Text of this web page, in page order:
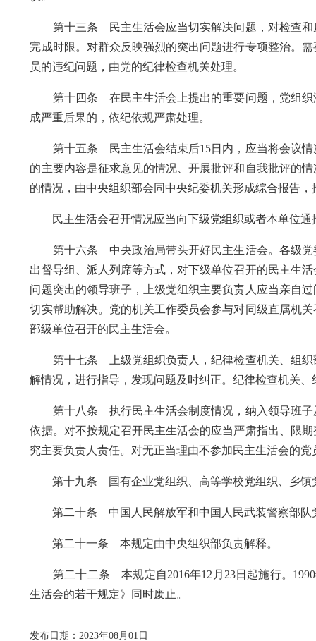
第十三条 民主生活会应当切实解决问题，对检查和
完成时限。对群众反映强烈的突出问题进行专项整治。
员的违纪问题，由党的纪律检查机关处理。
第十四条 在民主生活会上提出的重要问题，党组织
成严重后果的，依纪依规严肃处理。
第十五条 民主生活会结束后15日内，应当将会议情
的主要内容是征求意见的情况、开展批评和自我批评的
的情况，由中央组织部会同中央纪委机关形成综合报告，
民主生活会召开情况应当向下级党组织或者本单位通
第十六条 中央政治局带头开好民主生活会。各级党
出督导组、派人列席等方式，对下级单位召开的民主生
问题突出的领导班子，上级党组织主要负责人应当亲自
切实帮助解决。党的机关工作委员会参与对同级直属机
部级单位召开的民主生活会。
第十七条 上级党组织负责人，纪律检查机关、组织
解情况，进行指导，发现问题及时纠正。纪律检查机关
第十八条 执行民主生活会制度情况，纳入领导班子
依据。对不按规定召开民主生活会的应当严肃指出、限
究主要负责人责任。对无正当理由不参加民主生活会的
第十九条 国有企业党组织、高等学校党组织、乡镇
第二十条 中国人民解放军和中国人民武装警察部队
第二十一条 本规定由中央组织部负责解释。
第二十二条 本规定自2016年12月23日起施行。1990
生活会的若干规定》同时废止。
发布日期：2023年08月01日